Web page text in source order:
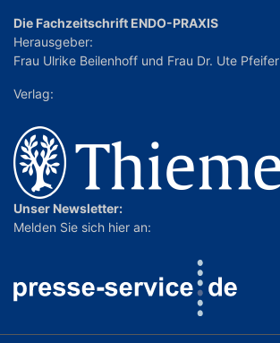
Die Fachzeitschrift ENDO-PRAXIS
Herausgeber:
Frau Ulrike Beilenhoff und Frau Dr. Ute Pfeifer
Verlag:
Unser Newsletter:
Melden Sie sich hier an: